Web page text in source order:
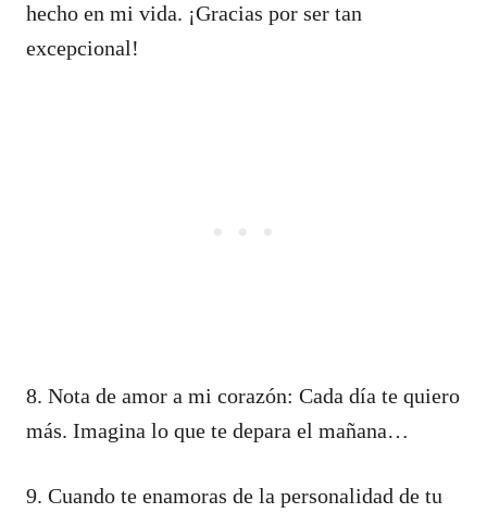
hecho en mi vida. ¡Gracias por ser tan
excepcional!
8. Nota de amor a mi corazón: Cada día te quiero
más. Imagina lo que te depara el mañana…
9. Cuando te enamoras de la personalidad de tu